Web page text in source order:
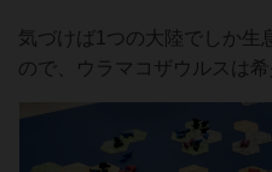
気づけば1つの大陸でしか生
ので、ウラマコザウルスは